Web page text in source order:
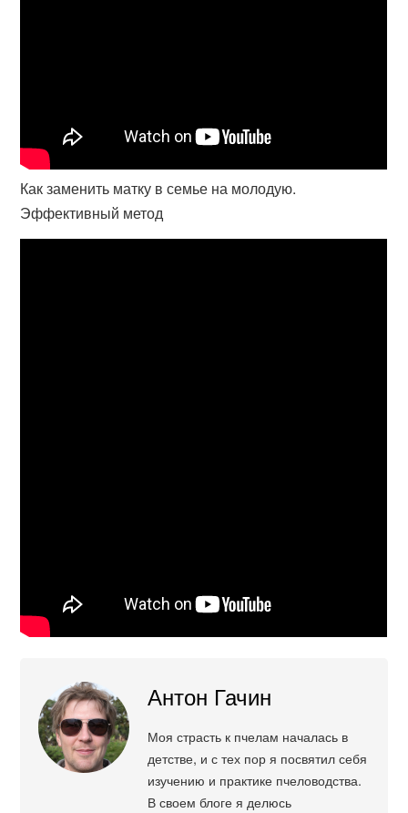
Как заменить матку в семье на молодую.
Эффективный метод
Антон Гачин
Моя страсть к пчелам началась в
детстве, и с тех пор я посвятил себя
изучению и практике пчеловодства.
В своем блоге я делюсь